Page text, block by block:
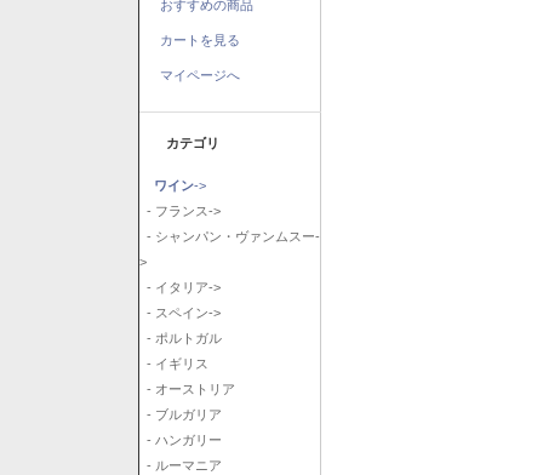
おすすめの商品
カートを見る
マイページへ
カテゴリ
ワイン->
- フランス->
- シャンパン・ヴァンムスー-
>
- イタリア->
- スペイン->
- ポルトガル
- イギリス
- オーストリア
- ブルガリア
- ハンガリー
- ルーマニア